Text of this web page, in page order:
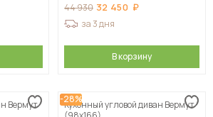
44 930 32 450
за 3 дня
В корзину
Вермут
-28%
Кухонный угловой диван Вермут